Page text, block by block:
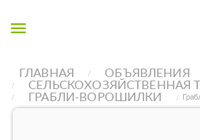
menu
ГЛАВНАЯ
ОБЪЯВЛЕНИЯ
СЕЛЬСКОХОЗЯЙСТВЕННАЯ
ГРАБЛИ-ВОРОШИЛКИ